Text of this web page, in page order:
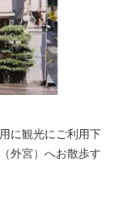
に観光にご利用下
外宮）へお散歩す